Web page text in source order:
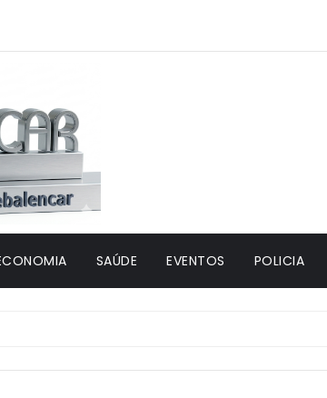
SAÚDE EVENTOS POLICIA